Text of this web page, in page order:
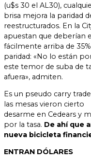
(u$s 30 el AL30),
brisa mejora la paridad
reestructurados. En la
apuestan que deberían
fácilmente arriba de
paridad: «No lo están
este temor de suba de
afuera», admiten.
Es un pseudo carry
las mesas vieron cierto
desarme en Cedears y
por la tasa. De ahí que
nueva bicicleta
ENTRAN DÓLARES